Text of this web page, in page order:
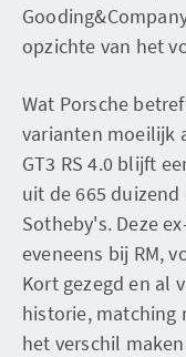
opzichte van het
Wat Porsche
varianten moeilijk
GT3 RS 4.0 blijft
uit de 665 duizend
Sotheby's. Deze
eveneens bij RM,
Kort gezegd en al
historie, matching
het verschil